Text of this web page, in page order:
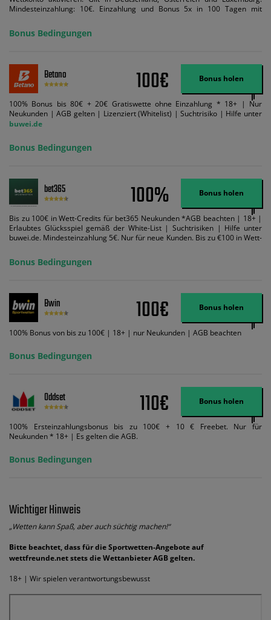
Mindesteinzahlung: 10€. Einzahlung und Bonus 5x in 100 Tagen mit
Bedingungen können geändert werden. AGB gelten. Lizenziert; Hilfe bei
Suchtrisiken: buwei.de.
Bonus Bedingungen
Betano 100€ Bonus holen
100% Bonus bis 80€ + 20€ Gratiswette ohne Einzahlung * 18+ | Nur
Neukunden | AGB gelten | Lizenziert (Whitelist) | Suchtrisiko | Hilfe unter
buwei.de
Bonus Bedingungen
bet365 100% Bonus holen
Bis zu 100€ in Wett-Credits für bet365 Neukunden *AGB beachten | 18+ |
Erlaubtes Glücksspiel gemäß der White-List | Suchtrisiken | Hilfe unter
buwei.de. Mindesteinzahlung 5€. Nur für neue Kunden. Bis zu €100 in Wett-
ein und wir geben Ihnen die entsprechende qualifizierende Einzahlung in
Wett-Credits, wenn Sie qualifizierende Wetten im gleichen Wert platzieren
Wett-Credits aus. Es gelten die AGB, Zeitlimits und Ausnahmen. Der Bonus-
Code VIPANGEBOT kann während der Anmeldung benutzt werden, jedoch
ändert dies den Angebotsbetrag in keinster Weise.
Bonus Bedingungen
Bwin 100€ Bonus holen
100% Bonus von bis zu 100€ | 18+ | nur Neukunden | AGB beachten
Bonus Bedingungen
Oddset 110€ Bonus holen
100% Ersteinzahlungsbonus bis zu 100€ + 10 € Freebet. Nur für
Neukunden * 18+ | Es gelten die AGB.
Bonus Bedingungen
Wichtiger Hinweis
„Wetten kann Spaß, aber auch süchtig machen!“
Bitte beachtet, dass für die Sportwetten-Angebote auf
wettfreunde.net stets die Wettanbieter AGB gelten.
18+ | Wir spielen verantwortungsbewusst